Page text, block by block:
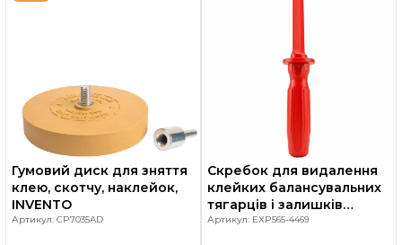
Гумовий диск для зняття
клею, скотчу, наклейок,
INVENTO
Артикул: CP7035AD
Скребок для видалення
клейких балансувальних
тягарців і залишків
клейкої стрічки з
Артикул: EXP565-4469